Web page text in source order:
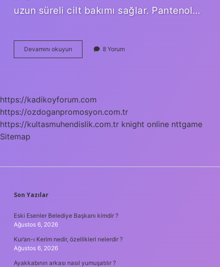
uzun süreli cilt bakımı sağlar. Pantenol…
Devamını okuyun Panthenol
Nereye
8 Yorum
https://kadikoyforum.com
https://ozdoganpromosyon.com.tr
https://kultasmuhendislik.com.tr knight online nttgame
Sitemap
SIDEBAR
Son Yazılar
Eski Esenler Belediye Başkanı kimdir ?
Ağustos 6, 2026
Kur’an-ı Kerim nedir, özellikleri nelerdir ?
Ağustos 6, 2026
Ayakkabının arkası nasıl yumuşatılır ?